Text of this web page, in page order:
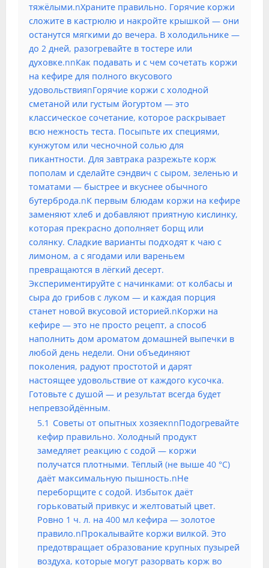
тяжёлыми.nХраните правильно. Горячие коржи
сложите в кастрюлю и накройте крышкой — они
останутся мягкими до вечера. В холодильнике —
до 2 дней, разогревайте в тостере или
духовке.nnКак подавать и с чем сочетать коржи
на кефире для полного вкусового
удовольствияnГорячие коржи с холодной
сметаной или густым йогуртом — это
классическое сочетание, которое раскрывает
всю нежность теста. Посыпьте их специями,
кунжутом или чесночной солью для
пикантности. Для завтрака разрежьте корж
пополам и сделайте сэндвич с сыром, зеленью и
томатами — быстрее и вкуснее обычного
бутерброда.nК первым блюдам коржи на кефире
заменяют хлеб и добавляют приятную кислинку,
которая прекрасно дополняет борщ или
солянку. Сладкие варианты подходят к чаю с
лимоном, а с ягодами или вареньем
превращаются в лёгкий десерт.
Экспериментируйте с начинками: от колбасы и
сыра до грибов с луком — и каждая порция
станет новой вкусовой историей.nКоржи на
кефире — это не просто рецепт, а способ
наполнить дом ароматом домашней выпечки в
любой день недели. Они объединяют
поколения, радуют простотой и дарят
настоящее удовольствие от каждого кусочка.
Готовьте с душой — и результат всегда будет
непревзойдённым.
5.1 Советы от опытных хозяекnnПодогревайте
кефир правильно. Холодный продукт
замедляет реакцию с содой — коржи
получатся плотными. Тёплый (не выше 40 °C)
даёт максимальную пышность.nНе
переборщите с содой. Избыток даёт
горьковатый привкус и желтоватый цвет.
Ровно 1 ч. л. на 400 мл кефира — золотое
правило.nПрокалывайте коржи вилкой. Это
предотвращает образование крупных пузырей
воздуха, которые могут разорвать корж во